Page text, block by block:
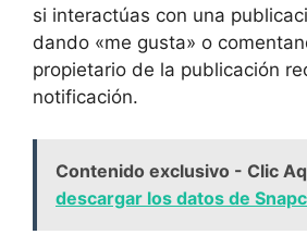
si interactúas con una
dando «me gusta» o
⁣propietario ​de la publicación
notificación.
Contenido exclusivo - Clic
descargar los datos de